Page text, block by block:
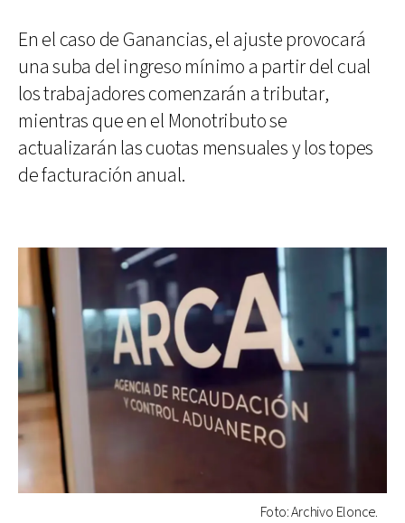
En el caso de Ganancias, el ajuste provocará
una suba del ingreso mínimo a partir del cual
los trabajadores comenzarán a tributar,
mientras que en el Monotributo se
actualizarán las cuotas mensuales y los topes
de facturación anual.
Foto: Archivo Elonce.